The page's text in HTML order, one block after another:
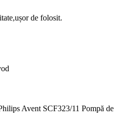
de folosit.
Avent SCF323/11 Pompă de